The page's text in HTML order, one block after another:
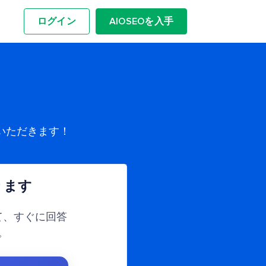
ログイン AIOSEOを入手
だきます！
ます
すぐに回答